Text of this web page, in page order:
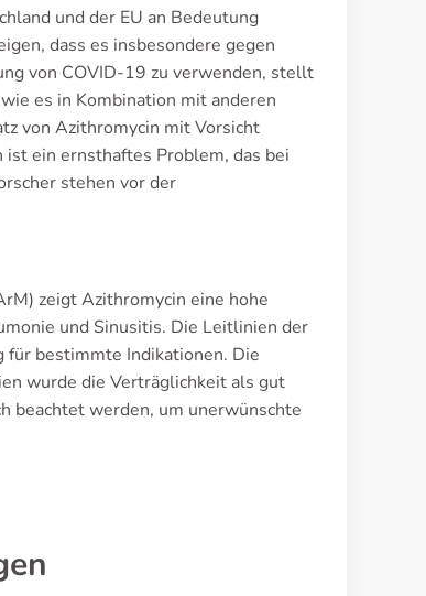
und der EU an Bedeutung
dass es insbesondere gegen
von COVID-19 zu verwenden, stellt
es in Kombination mit anderen
von Azithromycin mit Vorsicht
ein ernsthaftes Problem, das bei
stehen vor der
zeigt Azithromycin eine hohe
und Sinusitis. Die Leitlinien der
für bestimmte Indikationen. Die
wurde die Verträglichkeit als gut
beachtet werden, um unerwünschte